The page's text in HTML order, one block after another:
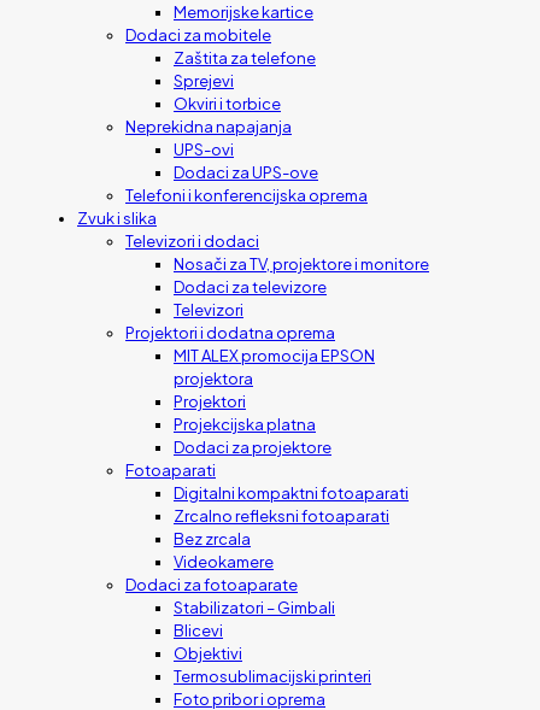
Memorijske kartice
Dodaci za mobitele
Zaštita za telefone
Sprejevi
Okviri i torbice
Neprekidna napajanja
UPS-ovi
Dodaci za UPS-ove
Telefoni i konferencijska oprema
Zvuk i slika
Televizori i dodaci
Nosači za TV, projektore i monitore
Dodaci za televizore
Televizori
Projektori i dodatna oprema
MIT ALEX promocija EPSON
projektora
Projektori
Projekcijska platna
Dodaci za projektore
Fotoaparati
Digitalni kompaktni fotoaparati
Zrcalno refleksni fotoaparati
Bez zrcala
Videokamere
Dodaci za fotoaparate
Stabilizatori – Gimbali
Blicevi
Objektivi
Termosublimacijski printeri
Foto pribor i oprema